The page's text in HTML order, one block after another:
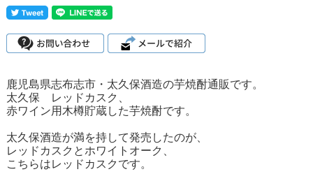
鹿児島県志布志市・太久保酒造の芋焼酎通販です。
太久保 レッドカスク、
赤ワイン用木樽貯蔵した芋焼酎です。
太久保酒造が満を持して発売したのが、
レッドカスクとホワイトオーク、
こちらはレッドカスクです。